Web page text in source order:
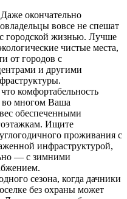
окончательно
вовсе не спешат
городской жизнью. Лучше
чистые места,
от городов с
и другими
комфортабельность
во многом Ваша
обеспеченными
Ищите
проживания с
инфраструктурой,
— с зимними
сезона, когда дачники
без охраны может